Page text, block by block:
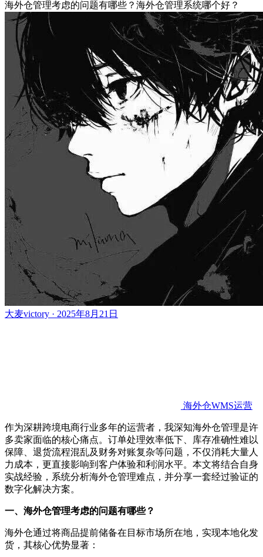
海外仓管理考虑的问题有哪些？海外仓管理系统哪个好？
大麦victory · 2025年8月21日
海外仓WMS运营
作为深耕跨境电商行业多年的运营者，我深知海外仓管理是许
多卖家面临的核心痛点。订单处理效率低下、库存准确性难以
保障、退货流程混乱及财务对账复杂等问题，不仅消耗大量人
力成本，更直接影响到客户体验和利润水平。本文将结合自身
实战经验，系统分析海外仓管理难点，并分享一套经过验证的
数字化解决方案。
一、 海外仓管理考虑的问题有哪些？
海外仓通过将商品提前储备在目标市场所在地，实现本地化发
货，其核心优势显著：